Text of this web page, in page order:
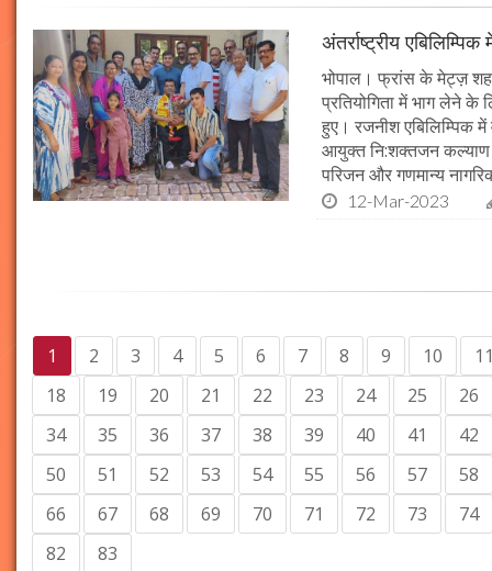
अंतर्राष्ट्रीय
भोपाल। फ्रांस के मेट्ज़ शहर
प्रतियोगिता में भाग लेने के
हुए। रजनीश एबिलिम्पिक में
आयुक्त नि:शक्तजन कल्याण
परिजन और गणमान्य
12-Mar-2023
1 2 3 4 5 6 7 8 9 10
18
19 20 21 22 23 24 25
26
34
35 36 37 38 39 40 41
42
50
51 52 53 54 55 56 57
58
66
67 68 69 70 71 72 73
74
82
83